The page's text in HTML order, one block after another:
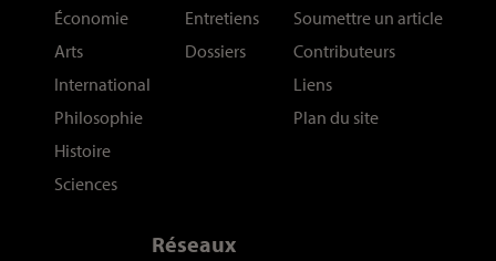
Économie
Arts
International
Philosophie
Histoire
Sciences
Entretiens
Dossiers
Soumettre un article
Contributeurs
Liens
Plan du site
Réseaux